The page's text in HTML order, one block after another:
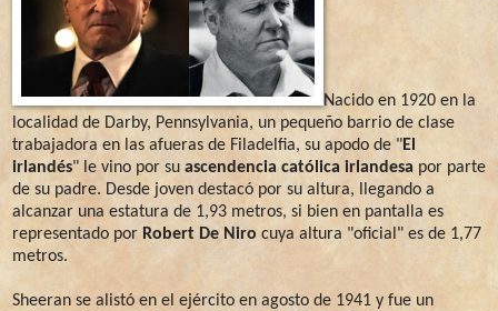
Nacido en 1920 en la
localidad de Darby, Pennsylvania, un pequeño barrio de clase
trabajadora en las afueras de Filadelfia, su apodo de "El
irlandés" le vino por su ascendencia católica irlandesa por parte
de su padre. Desde joven destacó por su altura, llegando a
alcanzar una estatura de 1,93 metros, si bien en pantalla es
representado por Robert De Niro cuya altura "oficial" es de 1,77
metros.
Sheeran se alistó en el ejército en agosto de 1941 y fue un